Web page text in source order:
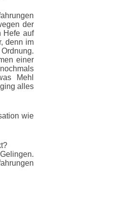
der
Hefe auf
denn im
einer
Mehl
alles
wie